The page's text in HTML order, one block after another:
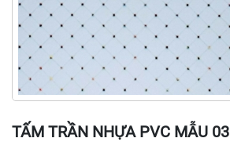
TẤM TRẦN NHỰA PVC MẪU 03